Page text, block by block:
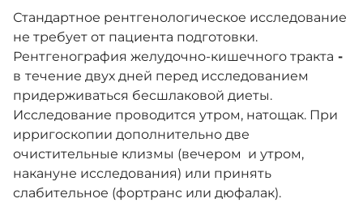
Стандартное рентгенологическое исследование
не требует от пациента подготовки.
Рентгенография желудочно-кишечного тракта -
в течение двух дней перед исследованием
придерживаться бесшлаковой диеты.
Исследование проводится утром, натощак. При
ирригоскопии дополнительно две
очистительные клизмы (вечером и утром,
накануне исследования) или принять
слабительное (фортранс или дюфалак).